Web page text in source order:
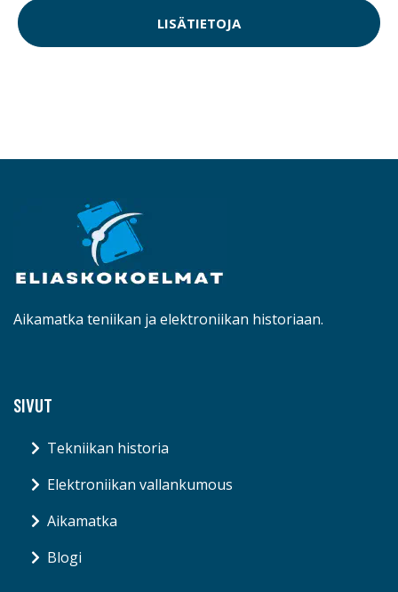
LISÄTIETOJA
Aikamatka teniikan ja elektroniikan historiaan.
SIVUT
Tekniikan historia
Elektroniikan vallankumous
Aikamatka
Blogi